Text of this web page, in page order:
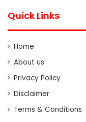
Quick Links
Home
About us
Privacy Policy
Disclaimer
Terms & Conditions